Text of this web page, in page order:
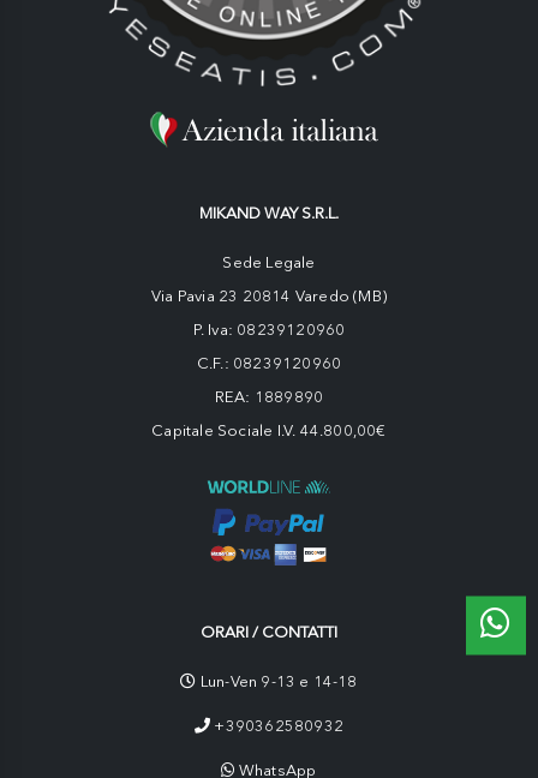
MIKAND WAY S.R.L.
Sede Legale
Via Pavia 23 20814 Varedo (MB)
P. Iva: 08239120960
C.F.: 08239120960
REA: 1889890
Capitale Sociale I.V. 44.800,00€
ORARI / CONTATTI
Lun-Ven 9-13 e 14-18
+390362580932
WhatsApp